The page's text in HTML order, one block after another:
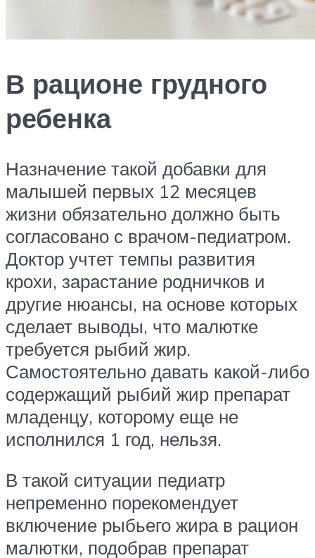
В рационе грудного
ребенка
Назначение такой добавки для
малышей первых 12 месяцев
жизни обязательно должно быть
согласовано с врачом-педиатром.
Доктор учтет темпы развития
крохи, зарастание родничков и
другие нюансы, на основе которых
сделает выводы, что малютке
требуется рыбий жир.
Самостоятельно давать какой-либо
содержащий рыбий жир препарат
младенцу, которому еще не
исполнился 1 год, нельзя.
В такой ситуации педиатр
непременно порекомендует
включение рыбьего жира в рацион
малютки, подобрав препарат